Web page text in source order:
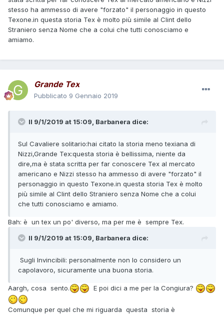
stesso ha ammesso di avere "forzato" il personaggio in questo
Texone.in questa storia Tex è molto più simile al Clint dello
Straniero senza Nome che a colui che tutti conosciamo e
amiamo.
Grande Tex
Pubblicato 9 Gennaio 2019
Il 9/1/2019 at 15:09, Barbanera dice:
Sul Cavaliere solitario:hai citato la storia meno texiana di
Nizzi,Grande Tex:questa storia è bellissima, niente da
dire,ma è stata scritta per far conoscere Tex al mercato
americano e Nizzi stesso ha ammesso di avere "forzato" il
personaggio in questo Texone.in questa storia Tex è molto
più simile al Clint dello Straniero senza Nome che a colui
che tutti conosciamo e amiamo.
Bah: è un tex un po' diverso, ma per me è sempre Tex.
Il 9/1/2019 at 15:09, Barbanera dice:
Sugli Invincibili: personalmente non lo considero un
capolavoro, sicuramente una buona storia.
Aargh, cosa sento. E poi dici a me per la Congiura?
Comunque per quel che mi riguarda questa storia è